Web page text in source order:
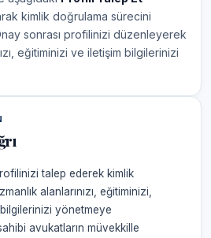
kimlik doğrulama sürecini
sonrası profilinizi düzenleyerek
eğitiminizi ve iletişim bilgilerinizi
talep ederek kimlik
alanlarınızı, eğitiminizi,
yönetmeye
avukatların müvekkille